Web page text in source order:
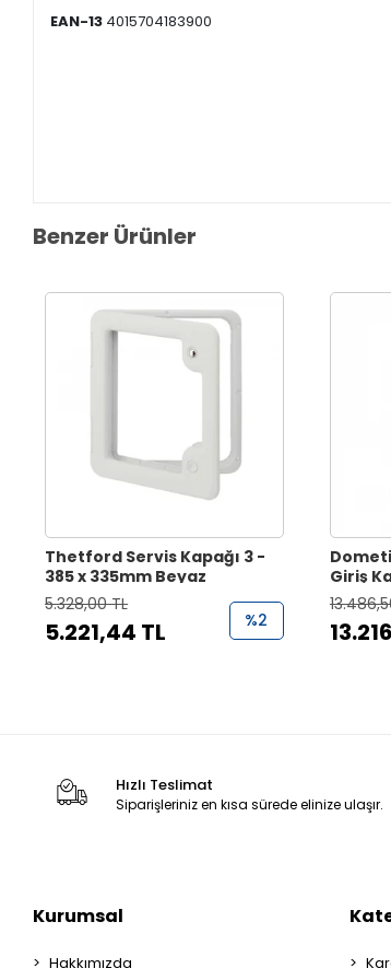
EAN-13 4015704183900
Benzer Ürünler
Thetford Servis Kapağı 3 -
385 x 335mm Beyaz
5.328,00 TL
5.221,44 TL %2
Giriş
Hızlı Teslimat
Siparişleriniz en kısa sürede elinize ulaşır.
Kurumsal
Hakkımızda